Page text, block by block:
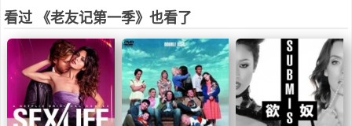
看过 《老友记第一季》也看了